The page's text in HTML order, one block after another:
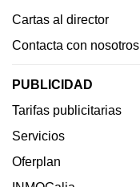
Cartas al director
Contacta con nosotros
PUBLICIDAD
Tarifas publicitarias
Servicios
Oferplan